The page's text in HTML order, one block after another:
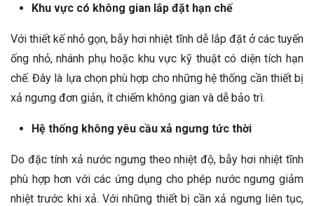
Khu vực có không gian lắp đặt hạn chế
Với thiết kế nhỏ gọn, bẫy hơi nhiệt tĩnh dễ lắp đặt ở các tuyến
ống nhỏ, nhánh phụ hoặc khu vực kỹ thuật có diện tích hạn
chế. Đây là lựa chọn phù hợp cho những hệ thống cần thiết bị
xả ngưng đơn giản, ít chiếm không gian và dễ bảo trì.
Hệ thống không yêu cầu xả ngưng tức thời
Do đặc tính xả nước ngưng theo nhiệt độ, bẫy hơi nhiệt tĩnh
phù hợp hơn với các ứng dụng cho phép nước ngưng giảm
nhiệt trước khi xả. Với những thiết bị cần xả ngưng liên tục,